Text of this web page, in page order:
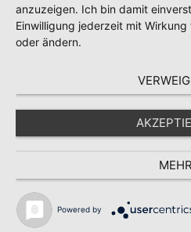
anzuzeigen. Ich bin damit
Einwilligung jederzeit mit
oder ändern.
MEHR
Powered by